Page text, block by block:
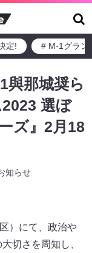
定! # M-1グラン
與那城奨ら
選ぼ
ズ』2月18
知らせ
）にて、政治や
切さを周知し、